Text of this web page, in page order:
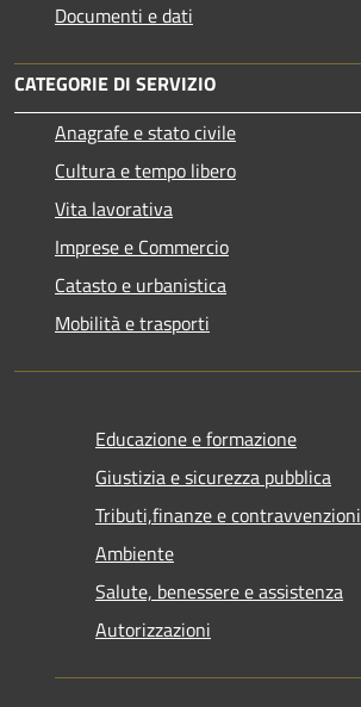
Documenti e dati
CATEGORIE DI SERVIZIO
Anagrafe e stato civile
Cultura e tempo libero
Vita lavorativa
Imprese e Commercio
Catasto e urbanistica
Mobilità e trasporti
Educazione e formazione
Giustizia e sicurezza pubblica
Tributi,finanze e contravvenzioni
Ambiente
Salute, benessere e assistenza
Autorizzazioni